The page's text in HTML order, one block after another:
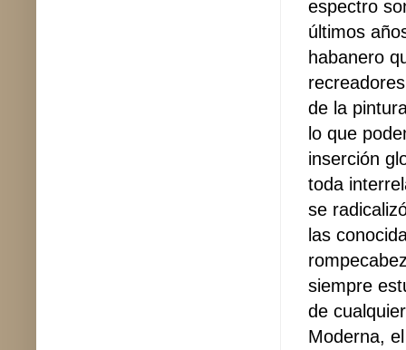
espectro
últimos
habanero
de la
lo que
inserción
toda
se
las
siempre
de
Moderna,